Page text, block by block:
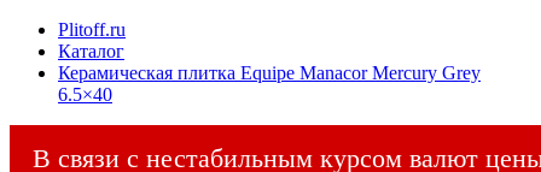
Plitoff.ru
Каталог
Керамическая плитка Equipe Manacor Mercury Grey
6.5×40
В связи с нестабильным курсом валют